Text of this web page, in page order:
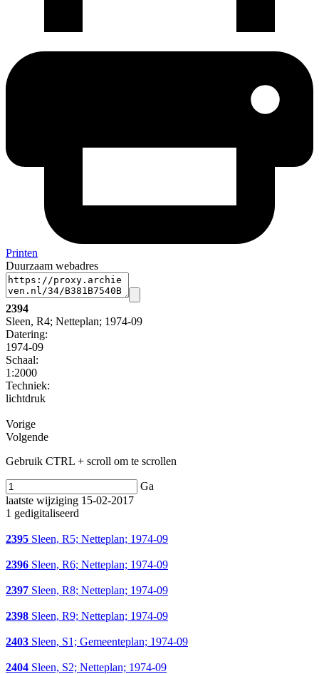
Printen
Duurzaam webadres
2394
Sleen, R4; Netteplan; 1974-09
Datering:
1974-09
Schaal:
1:2000
Techniek:
lichtdruk
Vorige
Volgende
Gebruik CTRL + scroll om te scrollen
Ga
laatste wijziging 15-02-2017
1 gedigitaliseerd
2395 Sleen, R5; Netteplan; 1974-09
2396 Sleen, R6; Netteplan; 1974-09
2397 Sleen, R8; Netteplan; 1974-09
2398 Sleen, R9; Netteplan; 1974-09
2403 Sleen, S1; Gemeenteplan; 1974-09
2404 Sleen, S2; Netteplan; 1974-09